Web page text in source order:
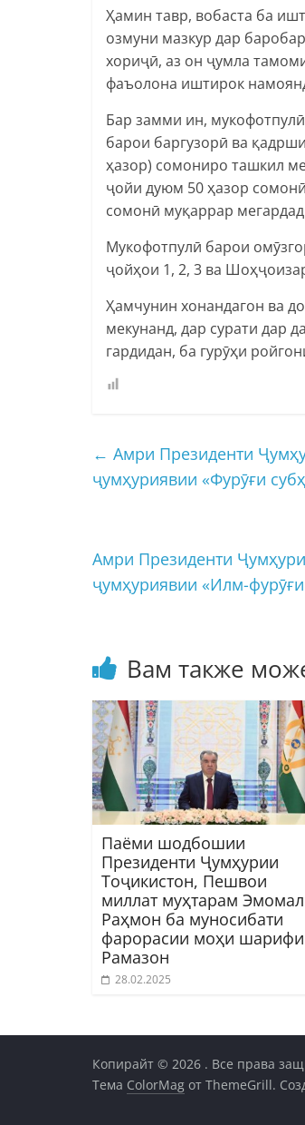
Ҳамин тавр, вобаста ба
озмуни мазкур дар
хориҷӣ, аз он ҷумла
фаъолона иштирок
Бар замми ин,
барои баргузорӣ ва
ҳазор) сомониро ташкил
ҷойи дуюм 50 ҳазор
сомонӣ муқаррар
Мукофотпулӣ барои
ҷойҳои 1, 2, 3 ва
Ҳамчунин хонандагон ва
мекунанд, дар сурати дар
гардидан, ба гурӯҳи
← Амри Президенти
ҷумҳуриявии «Фурӯғи
Амри Президенти
ҷумҳуриявии «Илм-
Вам также
Паёми шодбошии
Президенти Ҷумҳурии
Тоҷикистон, Пешвои
миллат муҳтарам
Раҳмон ба муносибати
фарорасии моҳи шарифи
Рамазон
28.02.2025
Копирайт © 2026 . Все права
Тема ColorMag от ThemeGrill.